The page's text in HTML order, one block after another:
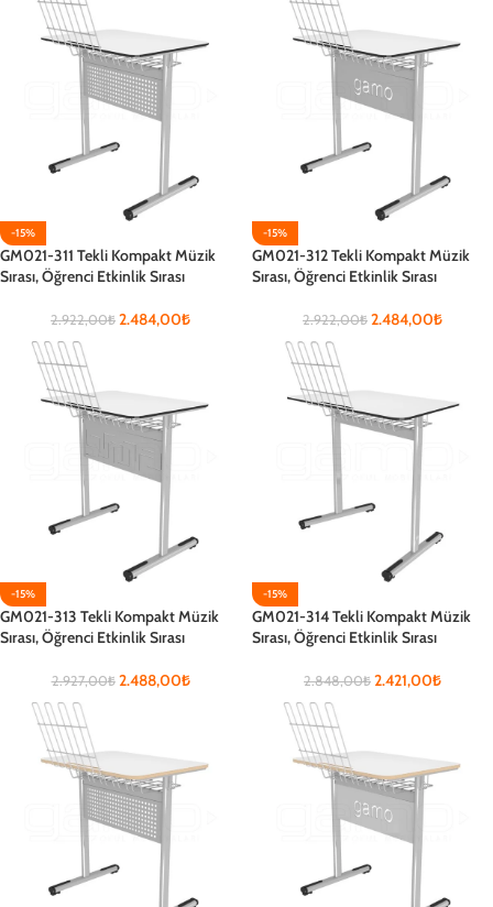
-15%
GM021-311 Tekli Kompakt Müzik
Sırası, Öğrenci Etkinlik Sırası
2.922,00₺ 2.484,00₺
-15%
GM021-312 Tekli Kompakt Müzik
Sırası, Öğrenci Etkinlik Sırası
2.922,00₺ 2.484,00₺
-15%
GM021-313 Tekli Kompakt Müzik
Sırası, Öğrenci Etkinlik Sırası
2.927,00₺ 2.488,00₺
-15%
GM021-314 Tekli Kompakt Müzik
Sırası, Öğrenci Etkinlik Sırası
2.848,00₺ 2.421,00₺